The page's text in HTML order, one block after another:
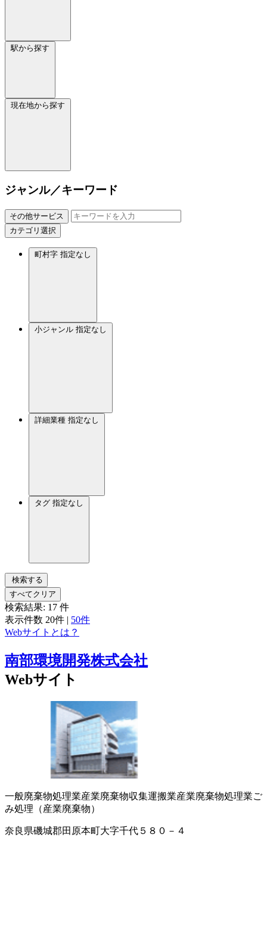
駅から探す
現在地から探す
ジャンル／キーワード
その他サービス
カテゴリ選択
町村字 指定なし
小ジャンル 指定なし
詳細業種 指定なし
タグ 指定なし
検索する
すべてクリア
検索結果: 17 件
表示件数 20件 | 50件
Webサイトとは？
南部環境開発株式会社
Webサイト
一般廃棄物処理業産業廃棄物収集運搬業産業廃棄物処理業ご
み処理（産業廃棄物）
奈良県磯城郡田原本町大字千代５８０－４